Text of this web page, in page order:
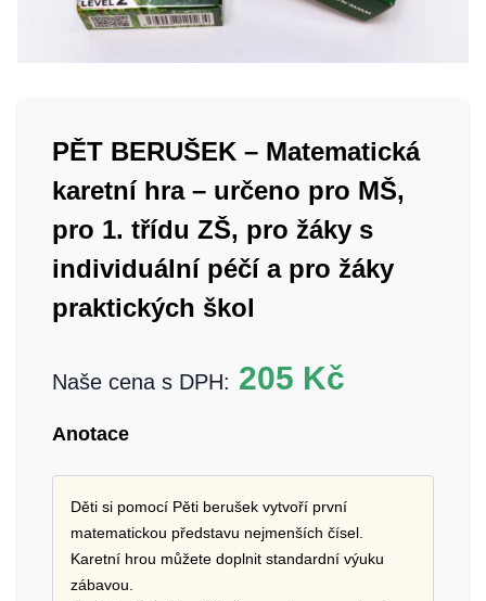
PĚT BERUŠEK – Matematická
karetní hra – určeno pro MŠ,
pro 1. třídu ZŠ, pro žáky s
individuální péčí a pro žáky
praktických škol
Naše cena s DPH: 205 Kč
Anotace
Děti si pomocí Pěti berušek vytvoří první
matematickou představu nejmenších čísel.
Karetní hrou můžete doplnit standardní výuku
zábavou.